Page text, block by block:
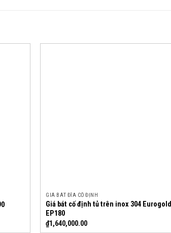
GIÁ BÁT ĐĨA CỐ ĐỊNH
Giá bát cố định tủ trên inox 304 Eurogold
EP180
₫1,640,000.00